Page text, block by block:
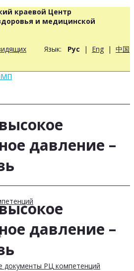
краевой Центр
и медицинской
Язык: Рус | Eng | 中国
документы РЦ компетенций
давление –
давление –